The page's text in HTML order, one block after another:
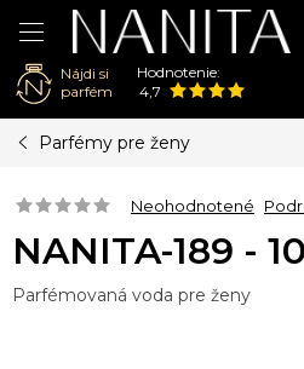
Nájdi si
parfém
Hodnotenie:
4,7
Parfémy pre ženy
Neohodnotené
NANITA-189 -
Parfémovaná voda pre ženy